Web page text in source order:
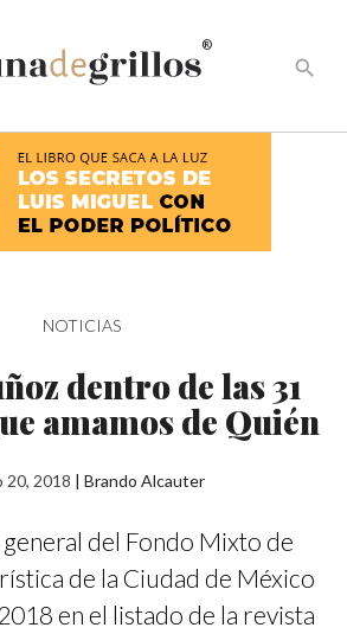
®
search
NOTICIAS
dentro de las 31
amamos de Quién
20, 2018 | Brando Alcauter
del Fondo Mixto de
de la Ciudad de México
en el listado de la revista